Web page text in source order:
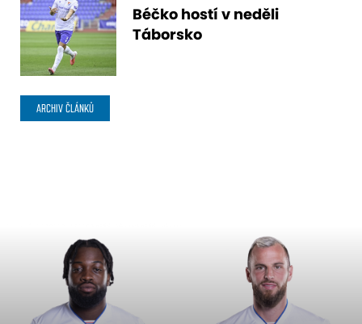
Béčko hostí v neděli
Táborsko
ARCHIV ČLÁNKŮ